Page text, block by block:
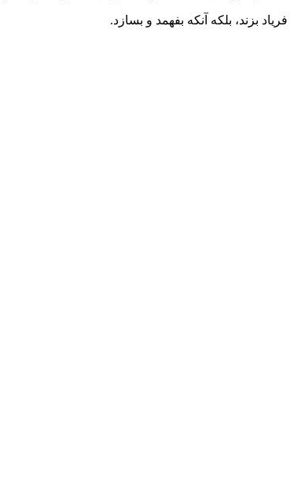
بزند، بلکه آنکه بفهمد و بسازد.